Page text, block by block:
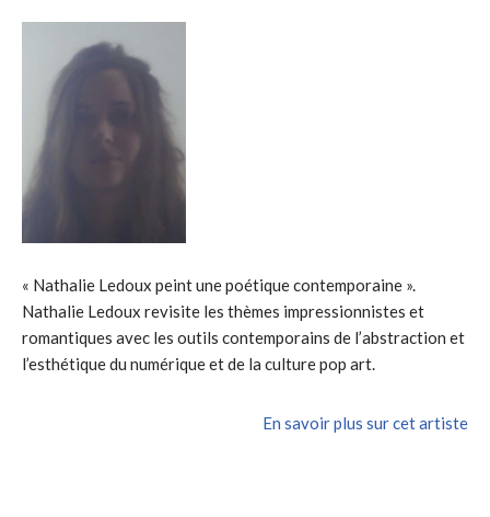
« Nathalie Ledoux peint une poétique contemporaine ».
Nathalie Ledoux revisite les thèmes impressionnistes et
romantiques avec les outils contemporains de l’abstraction et
l’esthétique du numérique et de la culture pop art.
En savoir plus sur cet artiste